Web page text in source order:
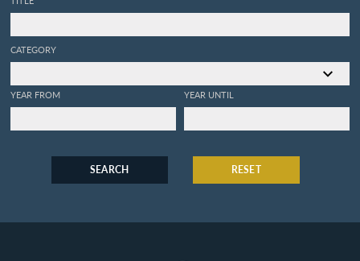
CATEGORY
YEAR FROM YEAR UNTIL
SEARCH RESET